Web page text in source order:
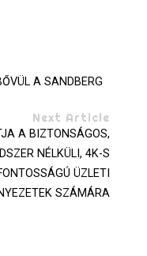
A SANDBERG
Next Article
A BIZTONSÁGOS,
NÉLKÜLI, 4K-S
ÜZLETI
SZÁMÁRA